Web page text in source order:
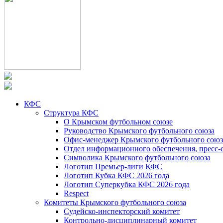
КФС
Структура КФС
О Крымском футбольном союзе
Руководство Крымского футбольного союза
Офис-менеджер Крымского футбольного
Отдел информационного обеспечения, пресс-
Символика Крымского футбольного союза
Логотип Премьер-лиги КФС
Логотип Кубка КФС 2026 года
Логотип Суперкубка КФС 2026 года
Respect
Комитеты Крымского футбольного союза
Судейско-инспекторский комитет
Контрольно-дисциплинарный комитет